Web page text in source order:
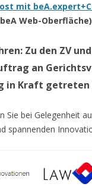
mit
Web-Oberfläche)
Zu den ZV
an
in Kraft getreten
Sie bei Gelegenheit
spannenden